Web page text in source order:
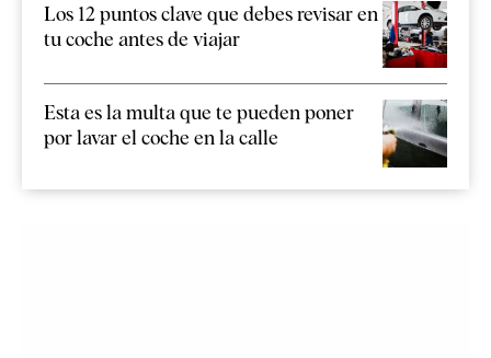
Los 12 puntos clave que debes revisar en
tu coche antes de viajar
Esta es la multa que te pueden poner
por lavar el coche en la calle